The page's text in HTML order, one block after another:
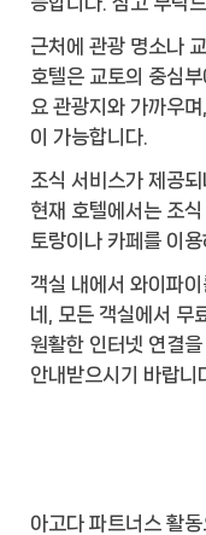
근처에 관광 명소나
호텔은 교토의 중심
요 관광지와 가까우
이 가능합니다.
조식 서비스가 제공
현재 호텔에서는 조
토랑이나 카페를 이
객실 내에서 와이파
네, 모든 객실에서 무
원활한 인터넷 연결
안내받으시기 바랍니
아고다 파트너스 활